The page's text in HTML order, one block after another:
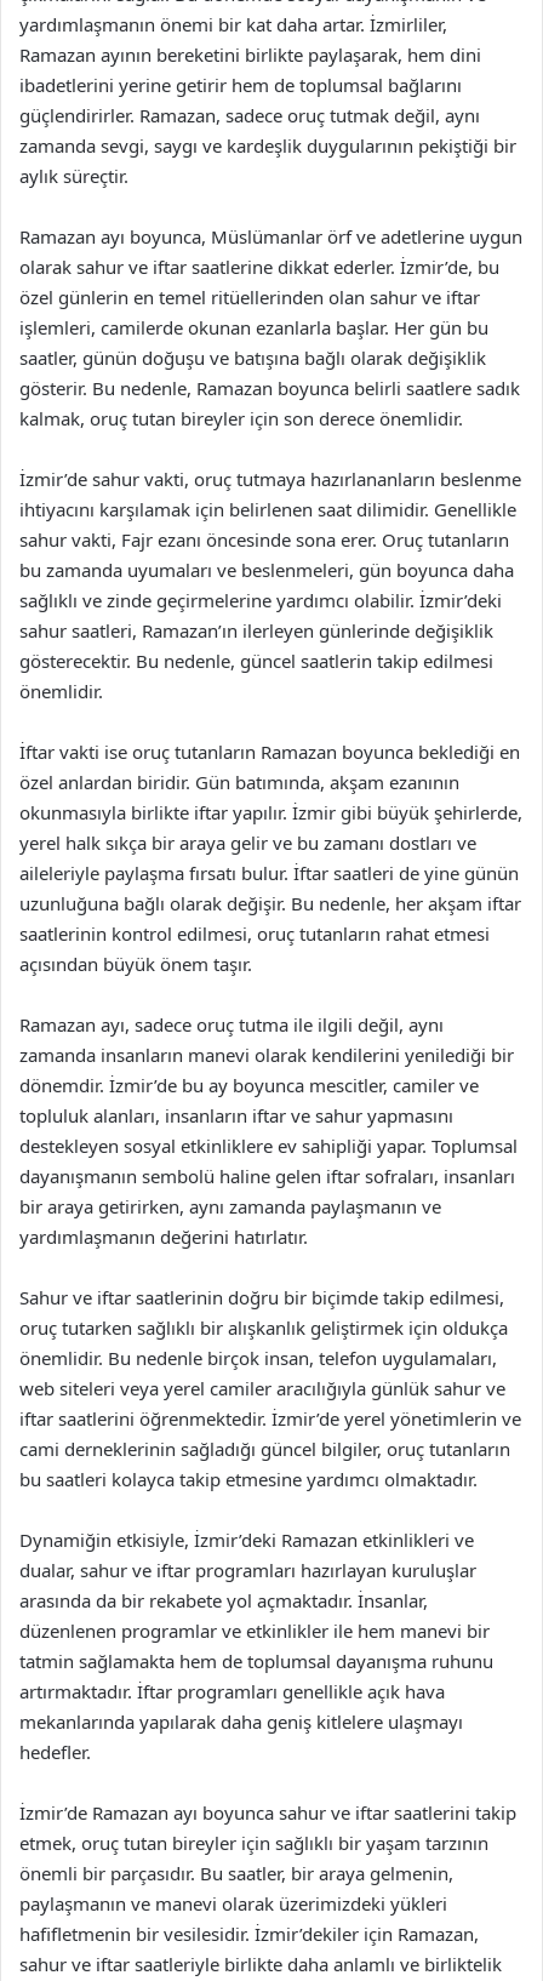
yardımlaşmanın önemi bir kat daha artar. İzmirliler,
Ramazan ayının bereketini birlikte paylaşarak, hem dini
ibadetlerini yerine getirir hem de toplumsal bağlarını
güçlendirirler. Ramazan, sadece oruç tutmak değil, aynı
zamanda sevgi, saygı ve kardeşlik duygularının pekiştiği bir
aylık süreçtir.
Ramazan ayı boyunca, Müslümanlar örf ve adetlerine uygun
olarak sahur ve iftar saatlerine dikkat ederler. İzmir’de, bu
özel günlerin en temel ritüellerinden olan sahur ve iftar
işlemleri, camilerde okunan ezanlarla başlar. Her gün bu
saatler, günün doğuşu ve batışına bağlı olarak değişiklik
gösterir. Bu nedenle, Ramazan boyunca belirli saatlere sadık
kalmak, oruç tutan bireyler için son derece önemlidir.
İzmir’de sahur vakti, oruç tutmaya hazırlananların beslenme
ihtiyacını karşılamak için belirlenen saat dilimidir. Genellikle
sahur vakti, Fajr ezanı öncesinde sona erer. Oruç tutanların
bu zamanda uyumaları ve beslenmeleri, gün boyunca daha
sağlıklı ve zinde geçirmelerine yardımcı olabilir. İzmir’deki
sahur saatleri, Ramazan’ın ilerleyen günlerinde değişiklik
gösterecektir. Bu nedenle, güncel saatlerin takip edilmesi
önemlidir.
İftar vakti ise oruç tutanların Ramazan boyunca beklediği en
özel anlardan biridir. Gün batımında, akşam ezanının
okunmasıyla birlikte iftar yapılır. İzmir gibi büyük şehirlerde,
yerel halk sıkça bir araya gelir ve bu zamanı dostları ve
aileleriyle paylaşma fırsatı bulur. İftar saatleri de yine günün
uzunluğuna bağlı olarak değişir. Bu nedenle, her akşam iftar
saatlerinin kontrol edilmesi, oruç tutanların rahat etmesi
açısından büyük önem taşır.
Ramazan ayı, sadece oruç tutma ile ilgili değil, aynı
zamanda insanların manevi olarak kendilerini yenilediği bir
dönemdir. İzmir’de bu ay boyunca mescitler, camiler ve
topluluk alanları, insanların iftar ve sahur yapmasını
destekleyen sosyal etkinliklere ev sahipliği yapar. Toplumsal
dayanışmanın sembolü haline gelen iftar sofraları, insanları
bir araya getirirken, aynı zamanda paylaşmanın ve
yardımlaşmanın değerini hatırlatır.
Sahur ve iftar saatlerinin doğru bir biçimde takip edilmesi,
oruç tutarken sağlıklı bir alışkanlık geliştirmek için oldukça
önemlidir. Bu nedenle birçok insan, telefon uygulamaları,
web siteleri veya yerel camiler aracılığıyla günlük sahur ve
iftar saatlerini öğrenmektedir. İzmir’de yerel yönetimlerin ve
cami derneklerinin sağladığı güncel bilgiler, oruç tutanların
bu saatleri kolayca takip etmesine yardımcı olmaktadır.
Dynamiğin etkisiyle, İzmir’deki Ramazan etkinlikleri ve
dualar, sahur ve iftar programları hazırlayan kuruluşlar
arasında da bir rekabete yol açmaktadır. İnsanlar,
düzenlenen programlar ve etkinlikler ile hem manevi bir
tatmin sağlamakta hem de toplumsal dayanışma ruhunu
artırmaktadır. İftar programları genellikle açık hava
mekanlarında yapılarak daha geniş kitlelere ulaşmayı
hedefler.
İzmir’de Ramazan ayı boyunca sahur ve iftar saatlerini takip
etmek, oruç tutan bireyler için sağlıklı bir yaşam tarzının
önemli bir parçasıdır. Bu saatler, bir araya gelmenin,
paylaşmanın ve manevi olarak üzerimizdeki yükleri
hafifletmenin bir vesilesidir. İzmir’dekiler için Ramazan,
sahur ve iftar saatleriyle birlikte daha anlamlı ve birliktelik